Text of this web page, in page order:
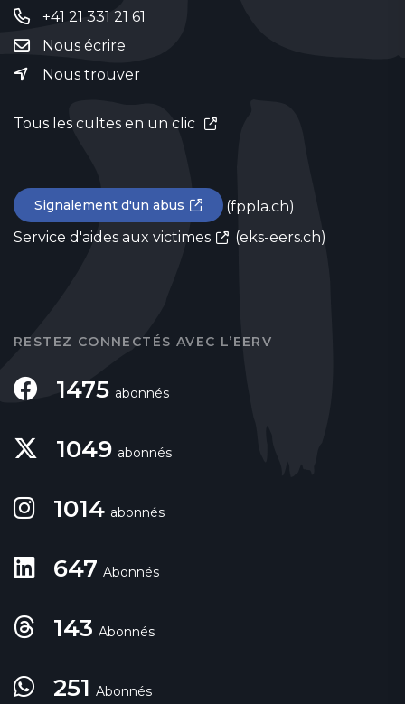
+41 21 331 21 61
Nous écrire
Nous trouver
Tous les cultes en un clic
Signalement d'un abus
(fppla.ch)
Service d'aides aux victimes
(eks-eers.ch)
RESTEZ CONNECTÉS AVEC L’EERV
1475 abonnés
1049 abonnés
1014 abonnés
647 Abonnés
143 Abonnés
251 Abonnés